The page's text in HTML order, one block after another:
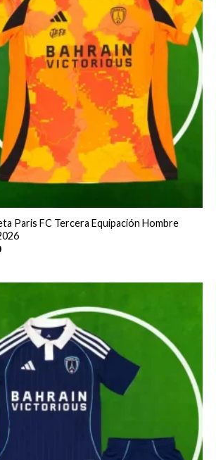
Paris FC Tercera Equipación Hombre